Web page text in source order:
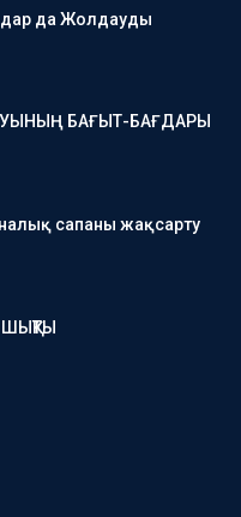
да Жолдауды
БАҒЫТ-БАҒДАРЫ
сапаны жақсарту